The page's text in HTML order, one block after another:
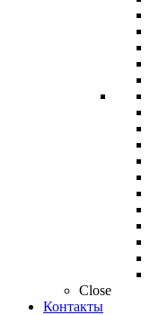
Close
Контакты